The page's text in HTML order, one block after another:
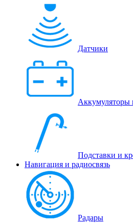
Датчики
Аккумуляторы
Подставки и
Навигация и радиосвязь
Радары